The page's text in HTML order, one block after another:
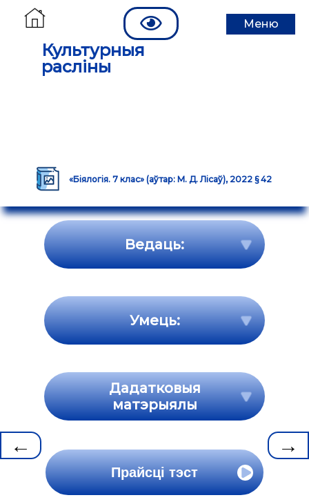
Культурныя
расліны
Меню
«Біялогія. 7 клас» (аўтар: М. Д. Лісаў), 2022 § 42
← →
Ведаць:
Умець:
Дадатковыя
матэрыялы
Прайсці тэст